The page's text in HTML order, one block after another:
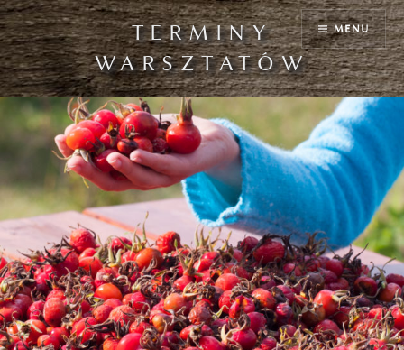
Przejdź
do
treści
MENU
TERMINY
WARSZTATÓW